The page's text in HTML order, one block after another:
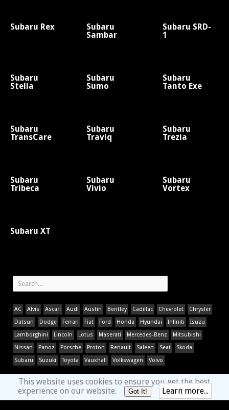
Subaru Rex
Subaru
Sambar
Subaru SRD-
1
Subaru
Stella
Subaru
Sumo
Subaru
Tanto Exe
Subaru
TransCare
Subaru
Traviq
Subaru
Trezia
Subaru
Tribeca
Subaru
Vivio
Subaru
Vortex
Subaru XT
AC Alvis Ascari Audi Austin Bentley Cadillac Chevrolet
Chrysler
Datsun
Dodge Ferrari Fiat Ford Honda Hyundai Infiniti
Isuzu
Lamborghini
Lincoln Lotus Maserati Mercedes-Benz
Mitsubishi
Nissan
Panoz Porsche Proton Renault Saleen Seat
Skoda
Subaru
Suzuki Toyota Vauxhall Volkswagen Volvo
This website uses cookies to ensure you get the best
experience on our website.
Got It! Learn more...